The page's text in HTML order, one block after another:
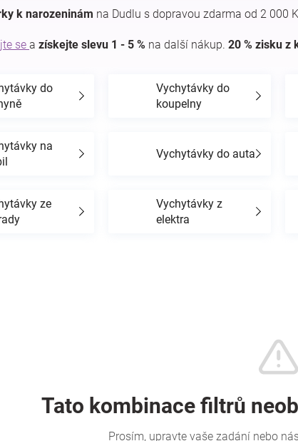
k narozeninám na Dudlu s dopravou zdarma od 2 000
se a získejte slevu 1 - 5 % na další nákup. 20 % zisku z
do
Vychytávky do
koupelny
na
Vychytávky do auta
ze
Vychytávky z
elektra